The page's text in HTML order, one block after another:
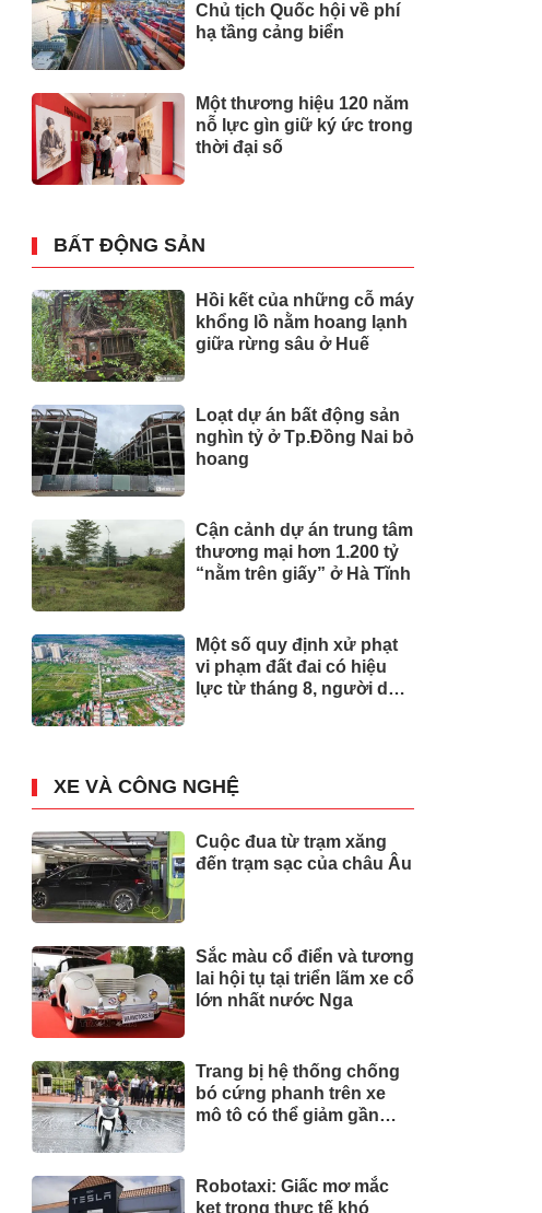
Chủ tịch Quốc hội về phí
hạ tầng cảng biển
Một thương hiệu 120 năm
nỗ lực gìn giữ ký ức trong
thời đại số
BẤT ĐỘNG SẢN
Hồi kết của những cỗ máy
khổng lồ nằm hoang lạnh
giữa rừng sâu ở Huế
Loạt dự án bất động sản
nghìn tỷ ở Tp.Đồng Nai bỏ
hoang
Cận cảnh dự án trung tâm
thương mại hơn 1.200 tỷ
“nằm trên giấy” ở Hà Tĩnh
Một số quy định xử phạt
vi phạm đất đai có hiệu
lực từ tháng 8, người dân
XE VÀ CÔNG NGHỆ
Cuộc đua từ trạm xăng
đến trạm sạc của châu Âu
Sắc màu cổ điển và tương
lai hội tụ tại triển lãm xe cổ
lớn nhất nước Nga
Trang bị hệ thống chống
bó cứng phanh trên xe
mô tô có thể giảm gần
Robotaxi: Giấc mơ mắc
kẹt trong thực tế khó